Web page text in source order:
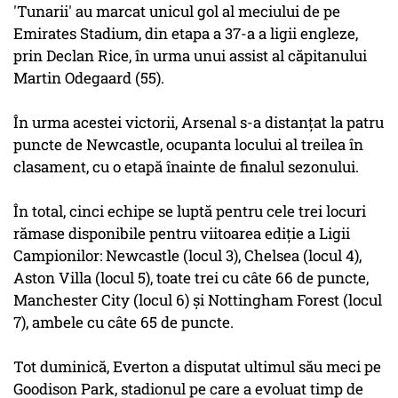
'Tunarii' au marcat unicul gol al meciului de pe
Emirates Stadium, din etapa a 37-a a ligii engleze,
prin Declan Rice, în urma unui assist al căpitanului
Martin Odegaard (55).
În urma acestei victorii, Arsenal s-a distanțat la patru
puncte de Newcastle, ocupanta locului al treilea în
clasament, cu o etapă înainte de finalul sezonului.
În total, cinci echipe se luptă pentru cele trei locuri
rămase disponibile pentru viitoarea ediție a Ligii
Campionilor: Newcastle (locul 3), Chelsea (locul 4),
Aston Villa (locul 5), toate trei cu câte 66 de puncte,
Manchester City (locul 6) și Nottingham Forest (locul
7), ambele cu câte 65 de puncte.
Tot duminică, Everton a disputat ultimul său meci pe
Goodison Park, stadionul pe care a evoluat timp de